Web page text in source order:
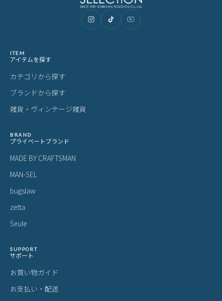
ITEM
アイテムを探す
カテゴリから探す
ブランドから探す
雑貨・ヴィンテージ雑貨
BRAND
プライベートブランド
MADE BY CRAFTSMAN
MAN-SEL
bugslaw
zetta
Seule
SUPPORT
サポート
お買い物ガイド
お支払い・配送